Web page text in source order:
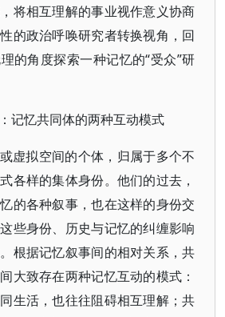
将相互理解的事业视作意义协商
的政治呼唤研究者转换视角，回
的角度探索一种记忆的“受众”研
记忆共同体的两种互动模式
虚拟空间的个体，归属于多个不
各样的集体身份。他们的过去，
的各种叙事，也在这样的身份交
些身份、历史与记忆的纠缠影响
根据记忆叙事间的相对关系，共
大致存在两种记忆互动的模式：
生活，也往往阻碍相互理解；共